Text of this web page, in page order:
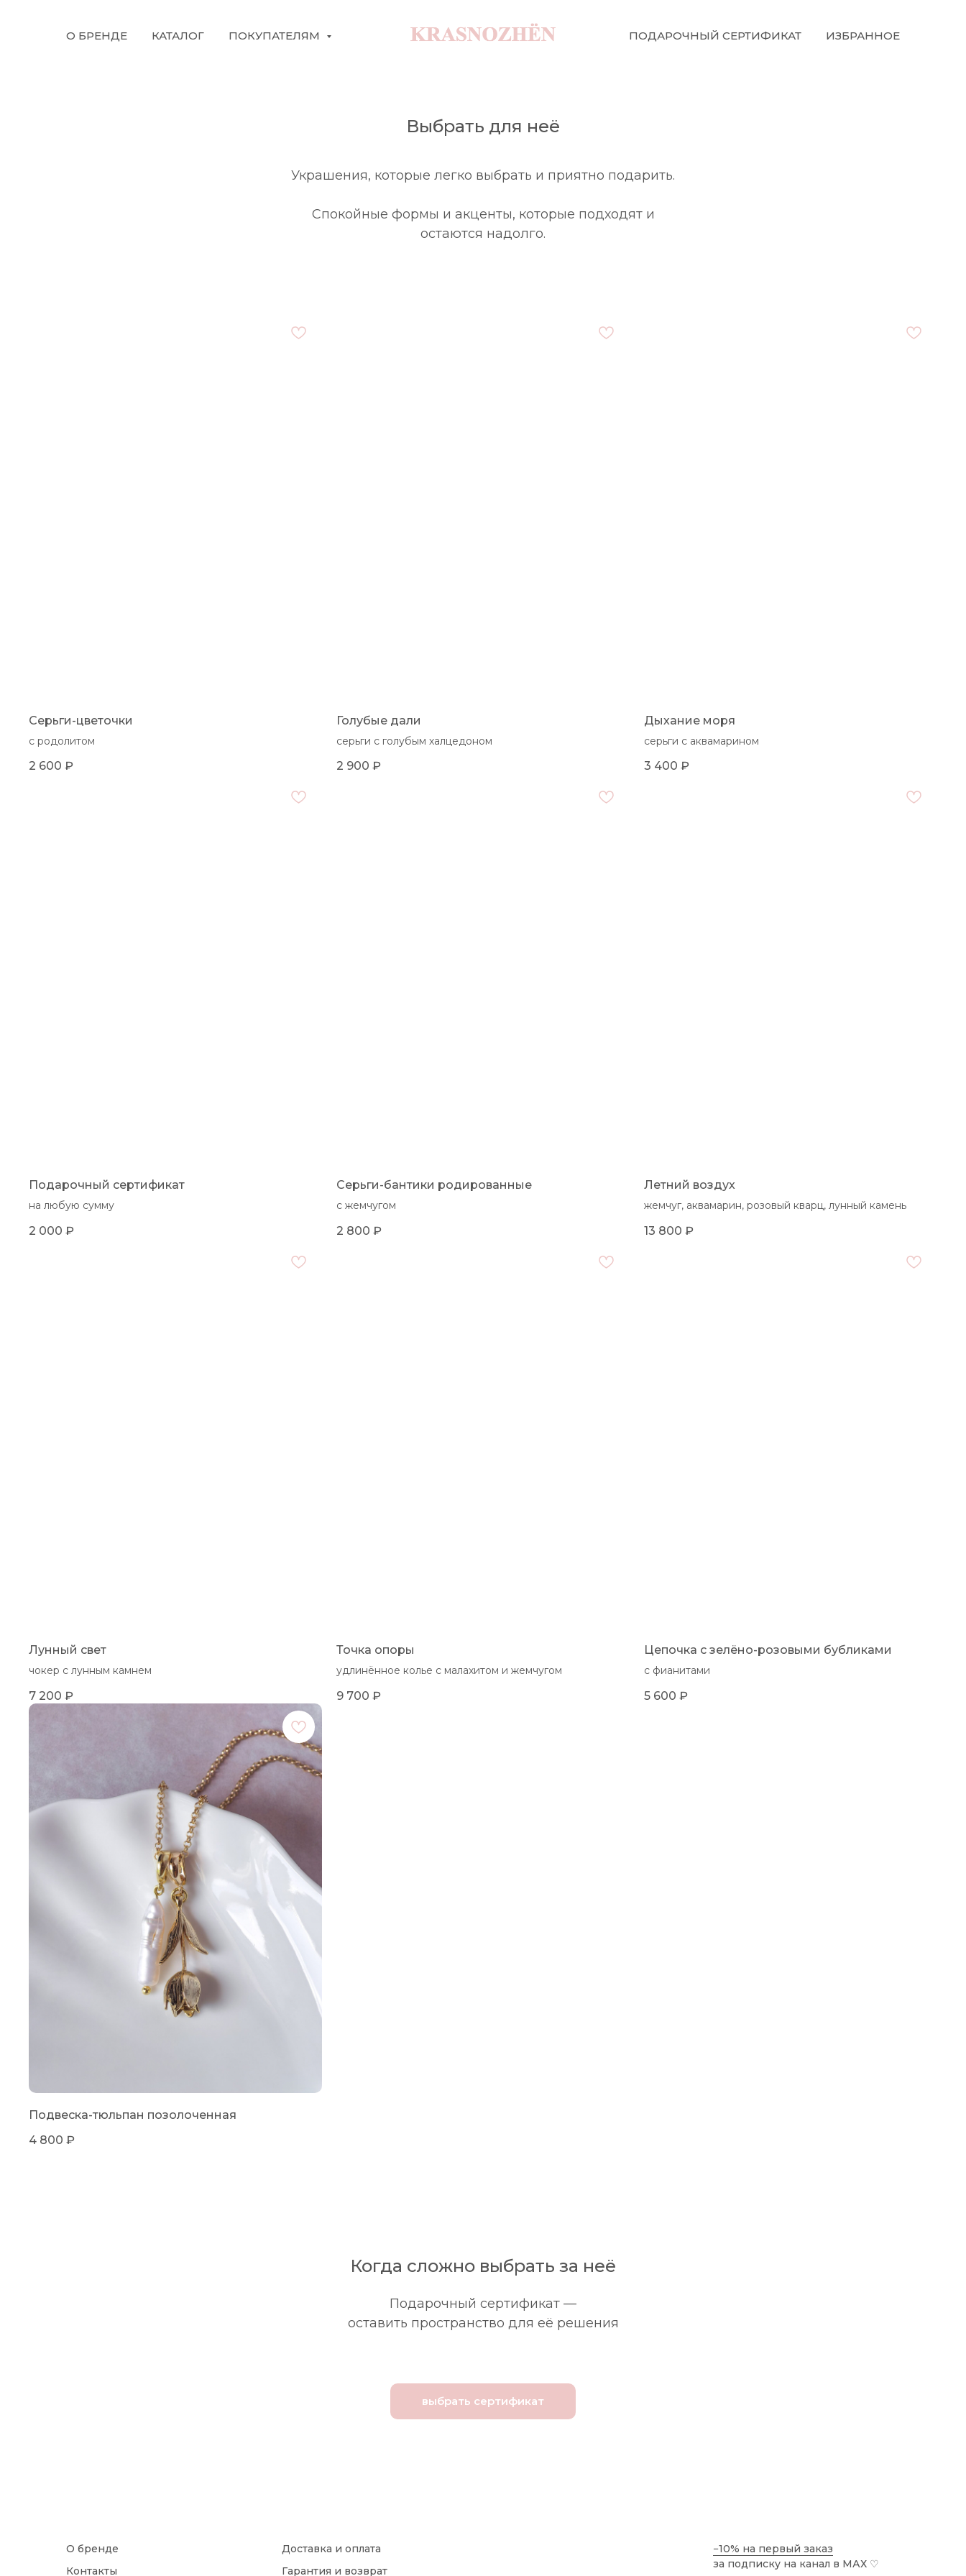
О БРЕНДЕ КАТАЛОГ ПОКУПАТЕЛЯМ ПОДАРОЧНЫЙ СЕРТИФИКАТ ИЗБРАННОЕ
Выбрать для неё
Украшения, которые легко выбрать и приятно подарить.
Спокойные формы и акценты, которые подходят и
остаются надолго.
Серьги-цветочки
с родолитом
2 600 ₽
Голубые дали
серьги с голубым халцедоном
2 900 ₽
Дыхание моря
серьги с аквамарином
3 400 ₽
Подарочный сертификат
на любую сумму
2 000 ₽
Серьги-бантики родированные
с жемчугом
2 800 ₽
Летний воздух
жемчуг, аквамарин, розовый кварц, лунный камень
13 800 ₽
Лунный свет
чокер с лунным камнем
7 200 ₽
Точка опоры
удлинённое колье с малахитом и жемчугом
9 700 ₽
Цепочка с зелёно-розовыми бубликами
с фианитами
5 600 ₽
Подвеска-тюльпан позолоченная
4 800 ₽
Когда сложно выбрать за неё
Подарочный сертификат —
оставить пространство для её решения
выбрать сертификат
О бренде
Контакты
Доставка и оплата
Гарантия и возврат
−10% на первый заказ
за подписку на канал в МАХ ♡